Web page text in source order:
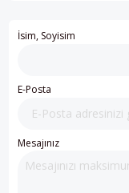
İsim, Soyisim
E-Posta
Mesajınız